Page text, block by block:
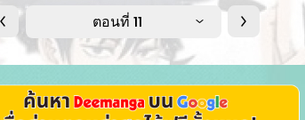
ตอนที่ 11